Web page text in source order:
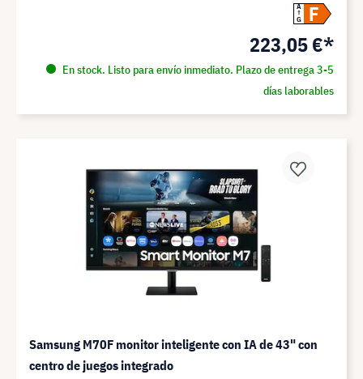
A
G
F
223,05 €*
En stock. Listo para envío inmediato. Plazo de entrega 3-5
días laborables
Samsung M70F monitor inteligente con IA de 43" con
centro de juegos integrado